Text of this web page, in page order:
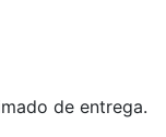
de entrega.